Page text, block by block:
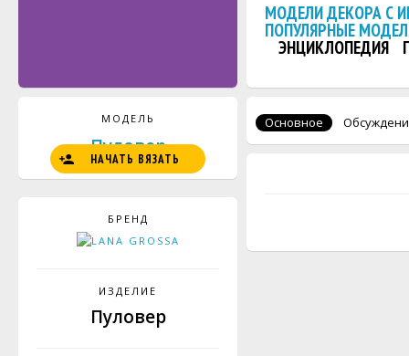
МОДЕЛИ ДЕКОРА С
ПОПУЛЯРНЫЕ
ЭНЦИКЛОПЕДИЯ
МОДЕЛЬ
Пуловер
НАЧАТЬ ВЯЗАТЬ
БРЕНД
ИЗДЕЛИЕ
Пуловер
Основное